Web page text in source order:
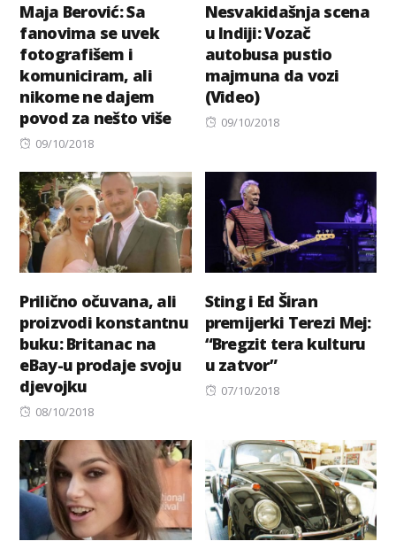
Maja Berović: Sa
fanovima se uvek
fotografišem i
komuniciram, ali
nikome ne dajem
povod za nešto više
Posted
09/10/2018
Nesvakidašnja scena
u Indiji: Vozač
autobusa pustio
majmuna da vozi
(Video)
Posted
09/10/2018
Prilično očuvana, ali
proizvodi konstantnu
buku: Britanac na
eBay-u prodaje svoju
djevojku
Posted
08/10/2018
Sting i Ed Širan
premijerki Terezi Mej:
“Bregzit tera kulturu
u zatvor”
Posted
07/10/2018